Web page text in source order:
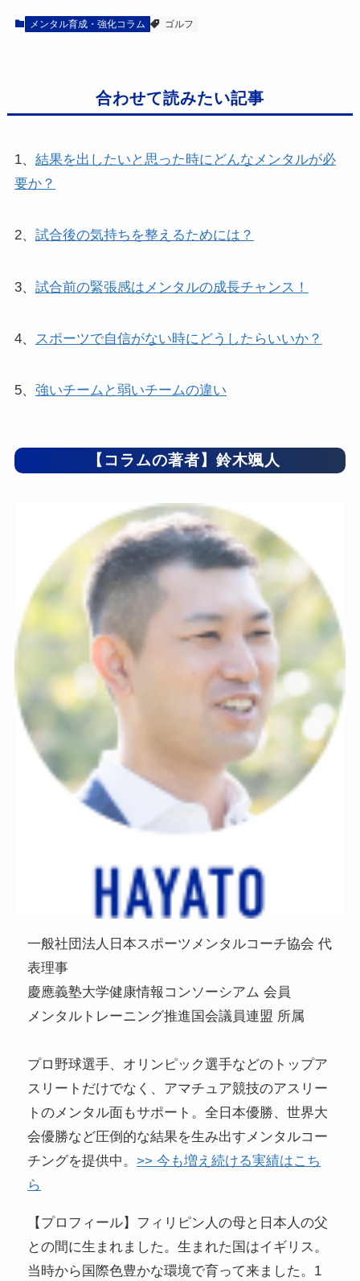
メンタル育成・強化コラム ゴルフ
合わせて読みたい記事
1、 結果を出したいと思った時にどんなメンタルが必
要か？
2、 試合後の気持ちを整えるためには？
3、 試合前の緊張感はメンタルの成長チャンス！
4、 スポーツで自信がない時にどうしたらいいか？
5、 強いチームと弱いチームの違い
【コラムの著者】鈴木颯人
一般社団法人日本スポーツメンタルコーチ協会 代
表理事
慶應義塾大学健康情報コンソーシアム 会員
メンタルトレーニング推進国会議員連盟 所属
プロ野球選手、オリンピック選手などのトップア
スリートだけでなく、アマチュア競技のアスリー
トのメンタル面もサポート。全日本優勝、世界大
会優勝など圧倒的な結果を生み出すメンタルコー
チングを提供中。>> 今も増え続ける実績はこち
ら
【プロフィール】フィリピン人の母と日本人の父
との間に生まれました。生まれた国はイギリス。
当時から国際色豊かな環境で育って来ました。1